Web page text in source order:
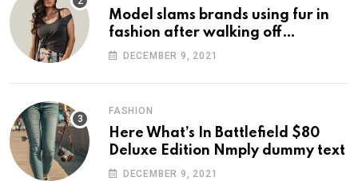
Model slams brands using fur in
fashion after walking off
photoshoot
DECEMBER 9, 2021
FASHION
Here What’s In Battlefield $80
Deluxe Edition Nmply dummy text
DECEMBER 9, 2021